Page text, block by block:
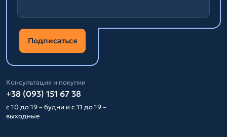
Подписаться
Консультация и покупки
+38 (093) 151 67 38
с 10 до 19 – будни и с 11 до 19 –
выходные